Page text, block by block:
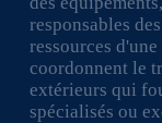
responsables
ressources
coordonnent le
extérieurs qui
spécialisés ou